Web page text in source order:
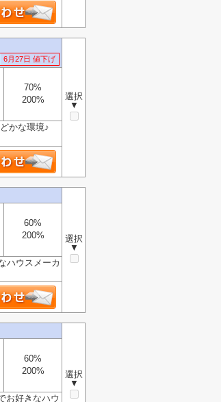
6月27日 値下げ
選択
▼
70%
200%
かな環境♪
選択
▼
60%
200%
ウスメーカ
選択
▼
60%
200%
好きなハウ